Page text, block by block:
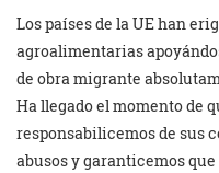
Los países de la UE han
agroalimentarias
de obra migrante
Ha llegado el momento de
responsabilicemos de sus
abusos y garanticemos